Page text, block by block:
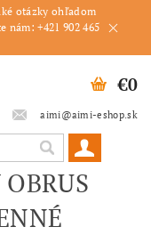
otázky ohľadom
nám: +421 902 465
aimi@aimi-eshop.sk
€0